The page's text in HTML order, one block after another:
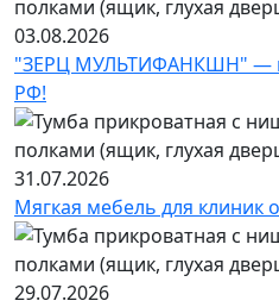
03.08.2026
"ЗЕРЦ МУЛЬТИФАНКШН" —
РФ!
31.07.2026
Мягкая мебель для клиник
29.07.2026